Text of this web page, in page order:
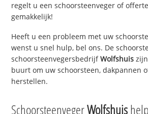
regelt u een schoorsteenveger of
gemakkelijk!
Heeft u een probleem met uw
wenst u snel hulp, bel ons. De
schoorsteenvegersbedrijfWolfshuis
buurt om uw schoorsteen, dakpannen
herstellen.
SchoorsteenvegerWolfshuis